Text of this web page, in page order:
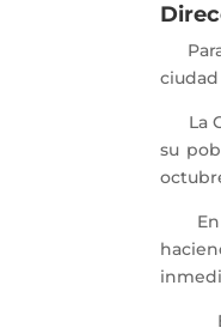
Para
ciudad
La
su
En
El